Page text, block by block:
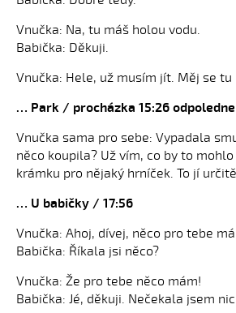
Vnučka: Na, tu máš holou vodu.
Babička: Děkuji.
Vnučka: Hele, už musím jít. Měj se tu
… Park / procházka 15:26 odpoledne
Vnučka sama pro sebe: Vypadala
něco koupila? Už vím, co by to
krámku pro nějaký hrníček. To jí
… U babičky / 17:56
Vnučka: Ahoj, dívej, něco pro tebe
Babička: Říkala jsi něco?
Vnučka: Že pro tebe něco mám!
Babička: Jé, děkuji. Nečekala jsem